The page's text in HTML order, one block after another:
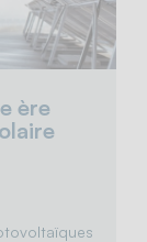
ère